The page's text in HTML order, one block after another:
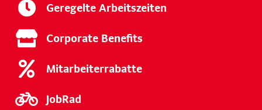
Geregelte Arbeitszeiten
Corporate Benefits
Mitarbeiterrabatte
JobRad